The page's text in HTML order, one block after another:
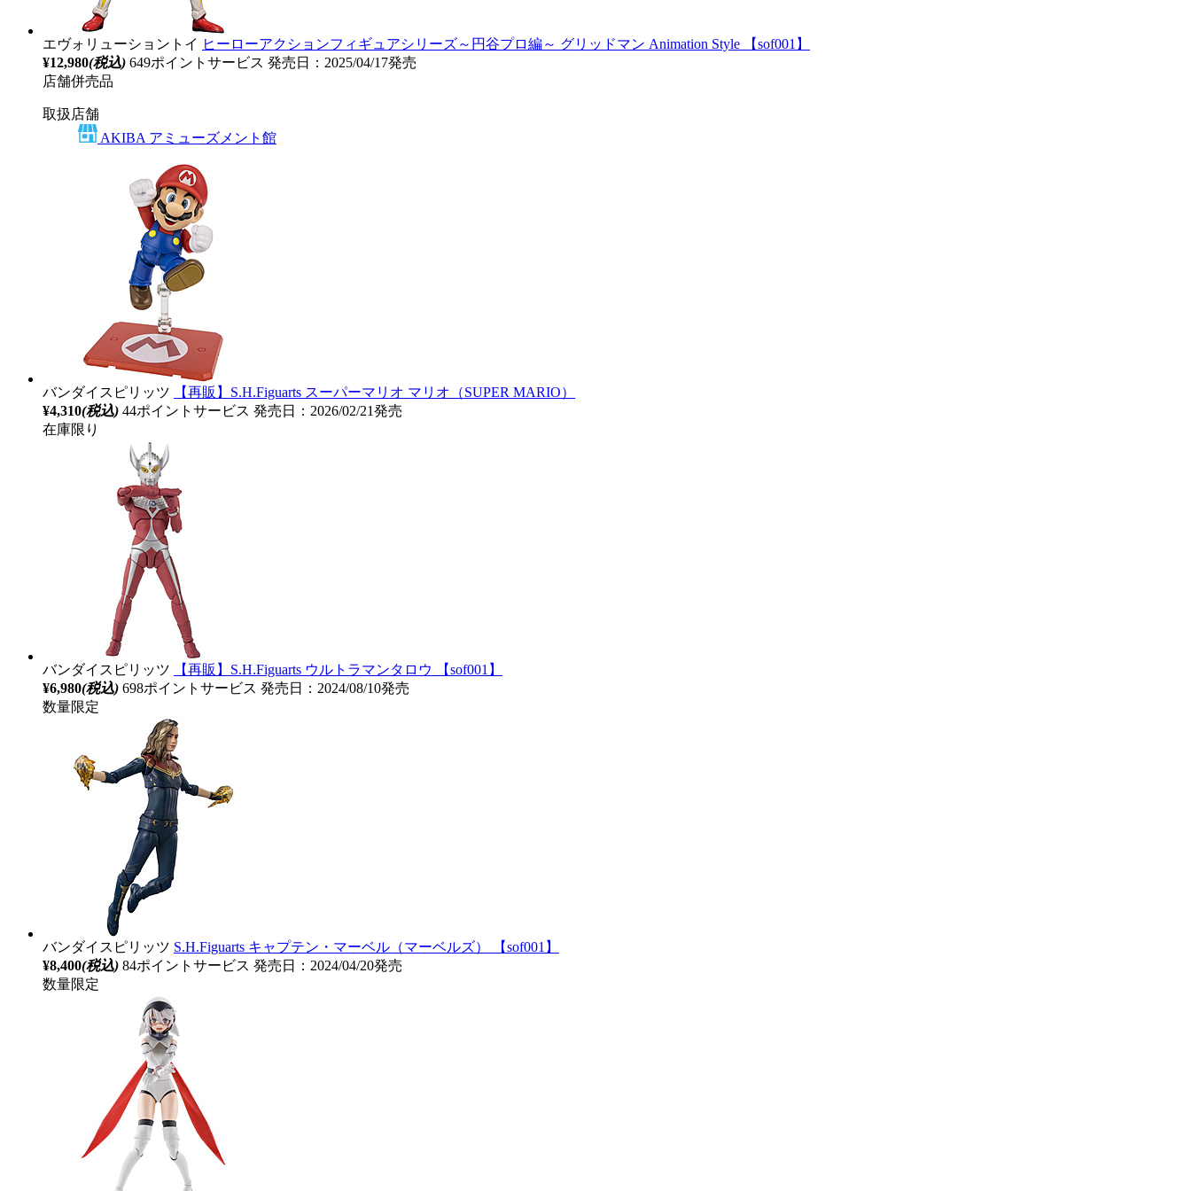
エヴォリューショントイ ヒーローアクションフィギュアシリーズ～円谷プロ編～ グリッドマン Animation Style 【sof001】
¥12,980(税込) 649ポイントサービス 発売日：2025/04/17発売
店舗併売品
取扱店舗
AKIBA アミューズメント館
バンダイスピリッツ
【再販】S.H.Figuarts スーパーマリオ マリオ（SUPER MARIO）
¥4,310(税込) 44ポイントサービス 発売日：2026/02/21発売
在庫限り
バンダイスピリッツ
【再販】S.H.Figuarts ウルトラマンタロウ 【sof001】
¥6,980(税込) 698ポイントサービス 発売日：2024/08/10発売
数量限定
バンダイスピリッツ S.H.Figuarts キャプテン・マーベル（マーベルズ） 【sof001】
¥8,400(税込) 84ポイントサービス 発売日：2024/04/20発売
数量限定